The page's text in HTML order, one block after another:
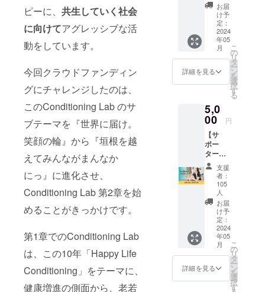
ピーに、 共生していく社会
に向けてアグレッシブな活
動をしています。
今回クラウドファンディン
グにチャレンジしたのは、
このConditioning Lab のサ
ブテーマを『世界に届け。
笑顔の輪』から『垣根を越
えてみんながまんなか
にっ』に進化させ、
Conditioning Lab 第2章を始
めることがきっかけです。
第1章でのConditioning Lab
は、この10年「Happy Life
Conditioning」をテーマに、
健康増進の側面から、老若
る事業も行
い、広く社
会福祉に寄
与したいと
す。
エクサ
サイズ
のパイ
オニア
”レッド
コード”
を導入
し、医
療・予
防・ス
ツ・パ
フォー
マンス
向上に
至るま
で、多
様な
フィー
ルドで
全ての
方にご
利用い
ただけ
ます。
場所：
コン
ディ
ショニ
お届
け予
定：
2024
年05
月
詳細を見る
こ
の
リ
タ
ー
ン
を
選
択
す
る
5,0
00 円
【サ
ポー
ター
5000
円】 こ
のプロ
ジェク
トをた
だただ
応援し
たい人
向けの
リター
ンで
す。 コ
支援
者：
105
人
お届
け予
定：
2024
年05
月
詳細を見る
こ
の
リ
タ
ー
ン
を
選
択
す